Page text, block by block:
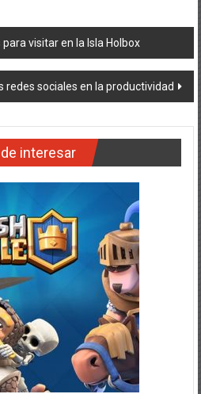
visitar en la Isla Holbox
redes sociales en la productividad
interesar